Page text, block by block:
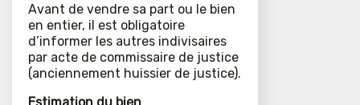
Avant de vendre sa part ou le bien
en entier, il est obligatoire
d’informer les autres indivisaires
par acte de commissaire de justice
(anciennement huissier de justice).